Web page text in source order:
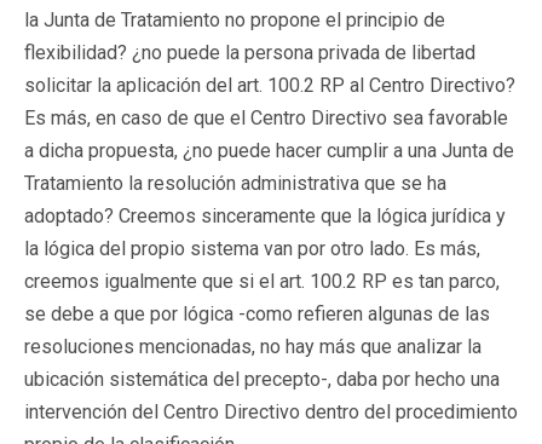
la Junta de Tratamiento no propone el principio de
flexibilidad? ¿no puede la persona privada de libertad
solicitar la aplicación del art. 100.2 RP al Centro Directivo?
Es más, en caso de que el Centro Directivo sea favorable
a dicha propuesta, ¿no puede hacer cumplir a una Junta de
Tratamiento la resolución administrativa que se ha
adoptado? Creemos sinceramente que la lógica jurídica y
la lógica del propio sistema van por otro lado. Es más,
creemos igualmente que si el art. 100.2 RP es tan parco,
se debe a que por lógica -como refieren algunas de las
resoluciones mencionadas, no hay más que analizar la
ubicación sistemática del precepto-, daba por hecho una
intervención del Centro Directivo dentro del procedimiento